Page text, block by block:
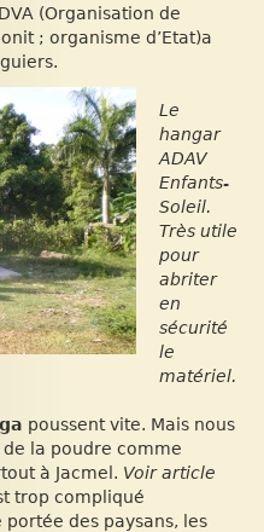
(Organisation de
; organisme d’Etat)a
Le
hangar
ADAV
Enfants-
Soleil.
Très utile
pour
abriter
en
sécurité
le
matériel.
poussent vite. Mais nous
la poudre comme
à Jacmel. Voir article
trop compliqué
des paysans, les